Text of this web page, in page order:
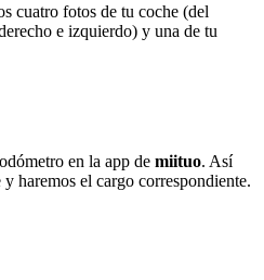
cuatro fotos de tu coche (del
e izquierdo) y una de tu
en la app de miituo. Así
haremos el cargo correspondiente.